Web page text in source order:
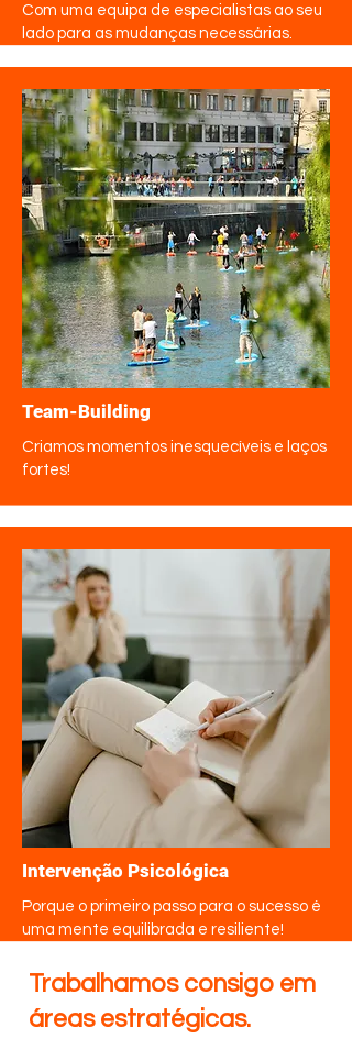
Com uma equipa de especialistas ao seu
lado para as mudanças necessárias.
Team-Building
Criamos momentos inesquecíveis e laços
fortes!
Intervenção Psicológica
Porque o primeiro passo para o sucesso é
uma mente equilibrada e resiliente!
Trabalhamos consigo em
áreas estratégicas.